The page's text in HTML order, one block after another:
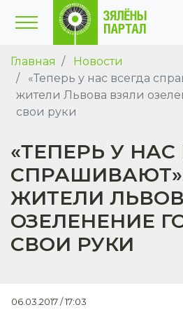
Главная
Новости
«Теперь у нас всегда
жители Львова взяли
свои руки
«ТЕПЕРЬ У НАС
ЖИТЕЛИ
ОЗЕЛЕНЕНИЕ
СВОИ РУКИ
06.03.2017 / 17:03